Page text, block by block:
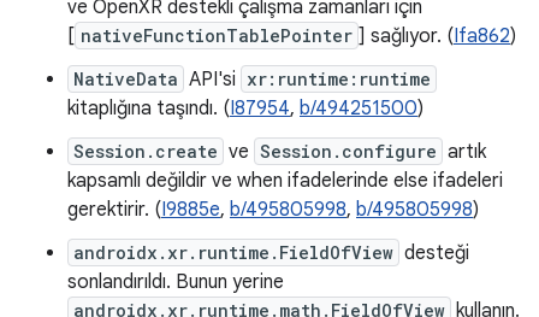
ve OpenXR destekli çalışma zamanları için
[ nativeFunctionTablePointer ] sağlıyor. (Ifa862)
NativeData API'si xr:runtime:runtime
kitaplığına taşındı. (I87954, b/494251500)
Session.create ve Session.configure artık
kapsamlı değildir ve when ifadelerinde else ifadeleri
gerektirir. (I9885e, b/495805998, b/495805998)
androidx.xr.runtime.FieldOfView desteği
sonlandırıldı. Bunun yerine
androidx.xr.runtime.math.FieldOfView kullanın.